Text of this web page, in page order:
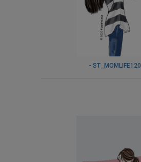
- ST_MOMLIFE120